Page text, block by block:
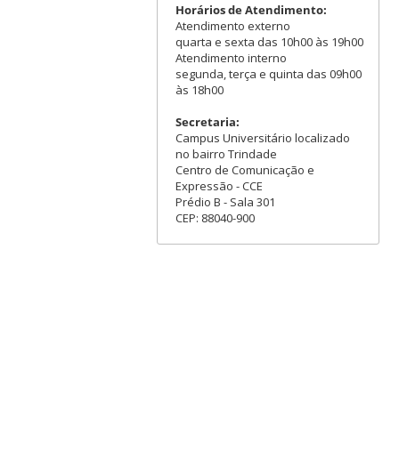
Horários de Atendimento:
Atendimento externo
quarta e sexta das 10h00 às 19h00
Atendimento interno
segunda, terça e quinta das 09h00
às 18h00
Secretaria:
Campus Universitário localizado
no bairro Trindade
Centro de Comunicação e
Expressão - CCE
Prédio B - Sala 301
CEP: 88040-900